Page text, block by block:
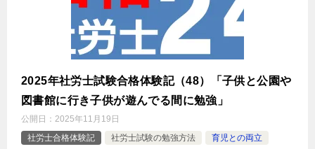
2025年社労士試験合格体験記（48）「子供と公園や
図書館に行き子供が遊んでる間に勉強」
公開日： 2025年11月19日
社労士合格体験記
社労士試験の勉強方法 育児との両立